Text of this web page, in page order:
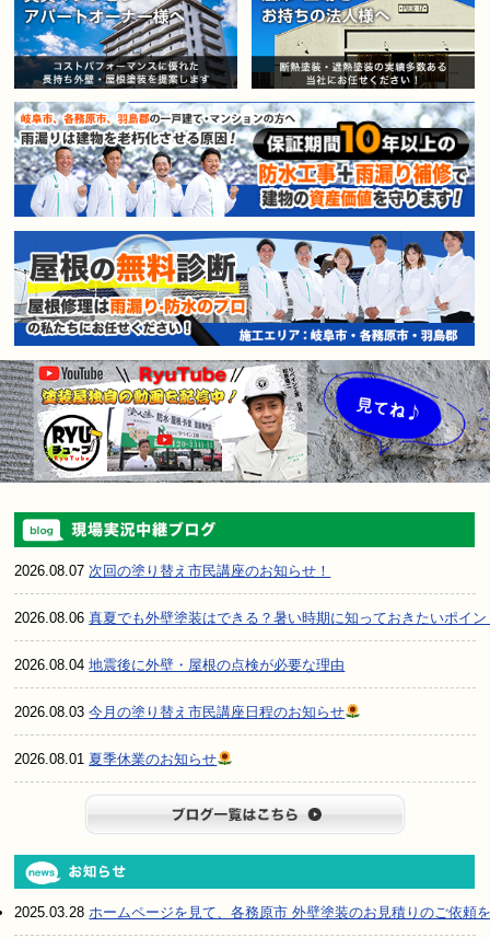
賃貸マンション・アパートオー
2026.08.07次回の塗り替え市民講座のお知らせ！
2026.08.06真夏でも外壁塗装はできる？暑い時期に知っておきたいポイン
2026.08.04地震後に外壁・屋根の点検が必要な理由
2026.08.03今月の塗り替え市民講座日程のお知らせ
2026.08.01 夏季休業のお知らせ
2025.03.28ホームページを見て、各務原市 外壁塗装のお見積りのご依頼